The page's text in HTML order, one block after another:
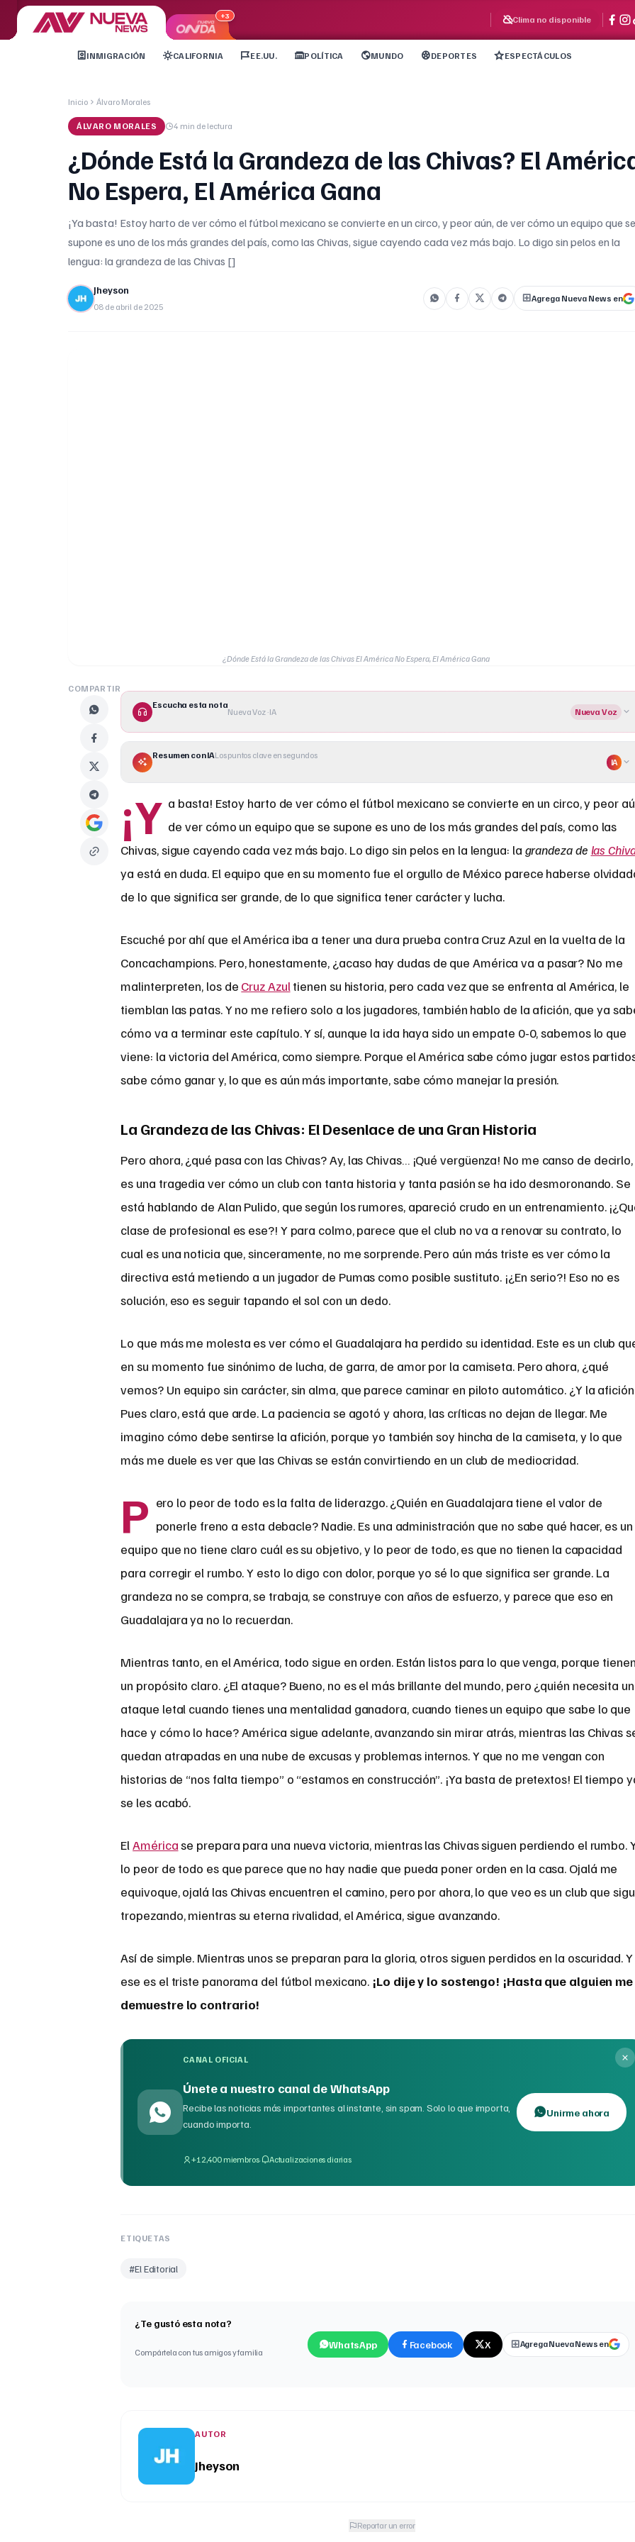
+3 Clima no disponible
INMIGRACIÓN CALIFORNIA EE.UU. POLÍTICA MUNDO DEPORTES ESPECTÁCULOS
Inicio Álvaro Morales
ÁLVARO MORALES 4 min de lectura
¿Dónde Está la Grandeza de las Chivas? El
No Espera, El América Gana
¡Ya basta! Estoy harto de ver cómo el fútbol mexicano se convierte en un circo, y peor aún, de ver cómo un equipo que se
supone es uno de los más grandes del país, como las Chivas, sigue cayendo cada vez más bajo. Lo digo sin pelos en la
lengua: la grandeza de las Chivas []
Jheyson
08 de abril de 2025
Agrega Nueva News en
¿Dónde Está la Grandeza de las Chivas El América No Espera, El América Gana
COMPARTIR
Escucha esta nota
Nueva Voz · IA Nueva Voz
Resumen con IALos puntos clave en segundos
IA
¡Y a basta! Estoy harto de ver cómo el fútbol mexicano se convierte en un circo, y peor
de ver cómo un equipo que se supone es uno de los más grandes del país, como las
Chivas, sigue cayendo cada vez más bajo. Lo digo sin pelos en la lengua: la grandeza de las
ya está en duda. El equipo que en su momento fue el orgullo de México parece haberse
de lo que significa ser grande, de lo que significa tener carácter y lucha.
Escuché por ahí que el América iba a tener una dura prueba contra Cruz Azul en la vuelta de la
Concachampions. Pero, honestamente, ¿acaso hay dudas de que América va a pasar? No me
malinterpreten, los de Cruz Azul tienen su historia, pero cada vez que se enfrenta al América, le
tiemblan las patas. Y no me refiero solo a los jugadores, también hablo de la afición, que ya
cómo va a terminar este capítulo. Y sí, aunque la ida haya sido un empate 0-0, sabemos lo que
viene: la victoria del América, como siempre. Porque el América sabe cómo jugar estos
sabe cómo ganar y, lo que es aún más importante, sabe cómo manejar la presión.
La Grandeza de las Chivas: El Desenlace de una Gran Historia
Pero ahora, ¿qué pasa con las Chivas? Ay, las Chivas… ¡Qué vergüenza! No me canso de decirlo,
es una tragedia ver cómo un club con tanta historia y tanta pasión se ha ido desmoronando. Se
está hablando de Alan Pulido, que según los rumores, apareció crudo en un entrenamiento.
clase de profesional es ese?! Y para colmo, parece que el club no va a renovar su contrato, lo
cual es una noticia que, sinceramente, no me sorprende. Pero aún más triste es ver cómo la
directiva está metiendo a un jugador de Pumas como posible sustituto. ¡¿En serio?! Eso no es
solución, eso es seguir tapando el sol con un dedo.
Lo que más me molesta es ver cómo el Guadalajara ha perdido su identidad. Este es un club
en su momento fue sinónimo de lucha, de garra, de amor por la camiseta. Pero ahora, ¿qué
vemos? Un equipo sin carácter, sin alma, que parece caminar en piloto automático. ¿Y la
Pues claro, está que arde. La paciencia se agotó y ahora, las críticas no dejan de llegar. Me
imagino cómo debe sentirse la afición, porque yo también soy hincha de la camiseta, y lo que
más me duele es ver que las Chivas se están convirtiendo en un club de mediocridad.
P ero lo peor de todo es la falta de liderazgo. ¿Quién en Guadalajara tiene el valor de
ponerle freno a esta debacle? Nadie. Es una administración que no sabe qué hacer, es un
equipo que no tiene claro cuál es su objetivo, y lo peor de todo, es que no tienen la capacidad
para corregir el rumbo. Y esto lo digo con dolor, porque yo sé lo que significa ser grande. La
grandeza no se compra, se trabaja, se construye con años de esfuerzo, y parece que eso en
Guadalajara ya no lo recuerdan.
Mientras tanto, en el América, todo sigue en orden. Están listos para lo que venga, porque
un propósito claro. ¿El ataque? Bueno, no es el más brillante del mundo, pero ¿quién necesita un
ataque letal cuando tienes una mentalidad ganadora, cuando tienes un equipo que sabe lo que
hace y cómo lo hace? América sigue adelante, avanzando sin mirar atrás, mientras las Chivas
quedan atrapadas en una nube de excusas y problemas internos. Y que no me vengan con
historias de “nos falta tiempo” o “estamos en construcción”. ¡Ya basta de pretextos! El tiempo
se les acabó.
ElAméricase prepara para una nueva victoria, mientras las Chivas siguen perdiendo el rumbo.
lo peor de todo es que parece que no hay nadie que pueda poner orden en la casa. Ojalá me
equivoque, ojalá las Chivas encuentren el camino, pero por ahora, lo que veo es un club que
tropezando, mientras su eterna rivalidad, el América, sigue avanzando.
Así de simple. Mientras unos se preparan para la gloria, otros siguen perdidos en la oscuridad. Y
ese es el triste panorama del fútbol mexicano. ¡Lo dije y lo sostengo! ¡Hasta que alguien me
demuestre lo contrario!
CANAL OFICIAL
Únete a nuestro canal de WhatsApp
Recibe las noticias más importantes al instante, sin spam. Solo lo que importa,
cuando importa.
+12,400 miembros· Actualizaciones diarias
Unirme ahora
ETIQUETAS
#El Editorial
¿Te gustó esta nota?
Compártela con tus amigos y familia
WhatsApp Facebook X Agrega Nueva News en
AUTOR
Jheyson
Reportar un error